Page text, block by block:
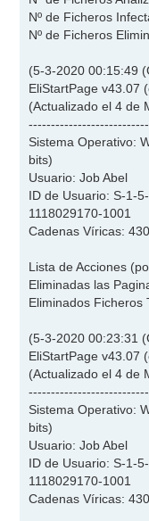
Nº de Ficheros
Nº de Ficheros
(5-3-2020 00:15:49
EliStartPage v43.07
(Actualizado el 4 de
Sistema Operativo:
bits)
Usuario: Job Abel
ID de Usuario: S-1-
1118029170-1001
Cadenas Víricas:
Lista de Acciones
Eliminadas las
Eliminados Ficheros
(5-3-2020 00:23:31
EliStartPage v43.07
(Actualizado el 4 de
Sistema Operativo:
bits)
Usuario: Job Abel
ID de Usuario: S-1-
1118029170-1001
Cadenas Víricas: